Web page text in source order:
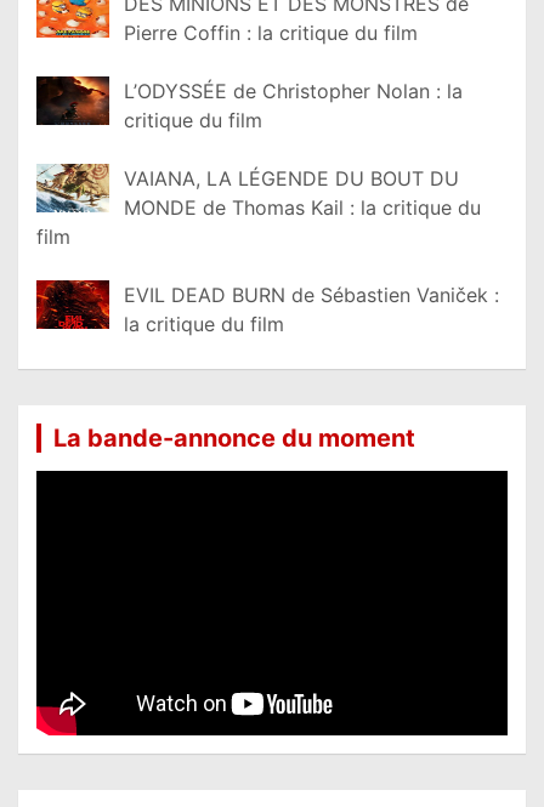
Pierre Coffin : la critique du film
L’ODYSSÉE de Christopher Nolan : la
critique du film
VAIANA, LA LÉGENDE DU BOUT DU
MONDE de Thomas Kail : la critique du
film
EVIL DEAD BURN de Sébastien Vaniček :
la critique du film
La bande-annonce du moment